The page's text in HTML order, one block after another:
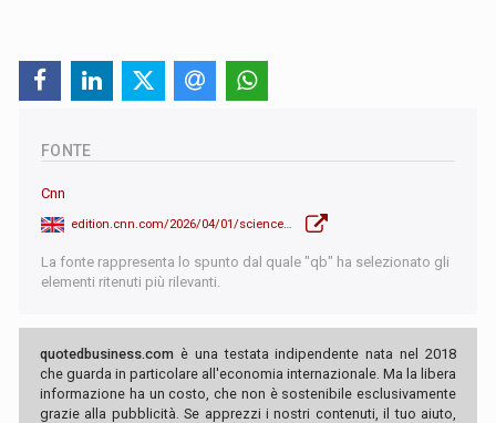
FONTE
Cnn
edition.cnn.com/2026/04/01/science/live-news/artemis-2-nasa-launch
La fonte rappresenta lo spunto dal quale "qb" ha selezionato gli
elementi ritenuti più rilevanti.
quotedbusiness.com è una testata indipendente nata nel 2018
che guarda in particolare all'economia internazionale. Ma la libera
informazione ha un costo, che non è sostenibile esclusivamente
grazie alla pubblicità. Se apprezzi i nostri contenuti, il tuo aiuto,